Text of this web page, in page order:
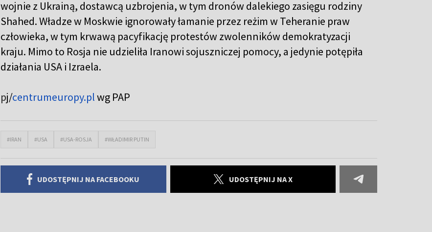
wojnie z Ukrainą, dostawcą uzbrojenia, w tym dronów dalekiego zasięgu rodziny
Shahed. Władze w Moskwie ignorowały łamanie przez reżim w Teheranie praw
człowieka, w tym krwawą pacyfikację protestów zwolenników demokratyzacji
kraju. Mimo to Rosja nie udzieliła Iranowi sojuszniczej pomocy, a jedynie potępiła
działania USA i Izraela.
pj/centrumeuropy.plwg PAP
#IRAN #USA #USA-ROSJA #WŁADIMIR PUTIN
UDOSTĘPNIJ NA FACEBOOKU UDOSTĘPNIJ NA X